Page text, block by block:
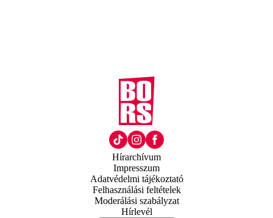
Hírarchívum
Impresszum
Adatvédelmi tájékoztató
Felhasználási feltételek
Moderálási szabályzat
Hírlevél